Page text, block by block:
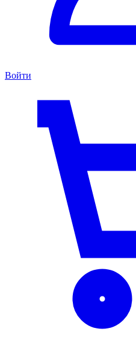
Войти